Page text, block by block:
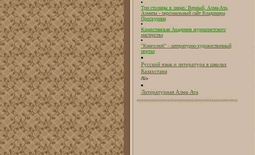
Три столицы в лицах: Верный, Алма-Ата,
Алматы - персональный сайт Владимира
Проскурина
Казахстанская Академия журналистского
мастерства
"Книголюб" - литературно-художественный
портал
Русский язык и литература в школах
Казахстана
/li>
Литературная Алма-Ата